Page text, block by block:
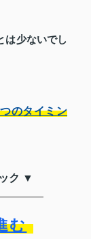
は少ないでし
のタイミン
ク ▼
む